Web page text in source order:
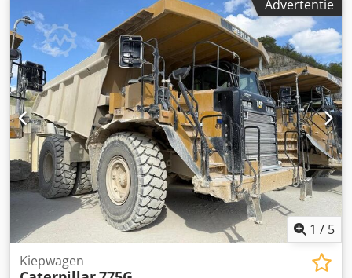
Airconditioning Achteruitrijcamera Cedpfoyybt Sox Ac Ijha
Kiepbakverwarming Staat van de bak: 60-70% over
Centrale smeerinstallatie Bandenmaat: 18.00R33, ca. 80%
profiel Motorvermogen: 371 kW CE / EPA Bedrijfsgewicht:
32 ton.
Advertentie
1 / 5
Kiepwagen